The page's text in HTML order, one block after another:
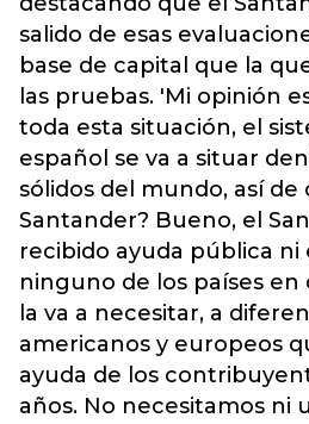
salido de esas
base de capital que la
las pruebas. 'Mi opinión
toda esta situación, el
español se va a situar
sólidos del mundo, así de
Santander? Bueno, el
recibido ayuda pública ni
ninguno de los países en
la va a necesitar, a
americanos y europeos
ayuda de los
años. No necesitamos ni